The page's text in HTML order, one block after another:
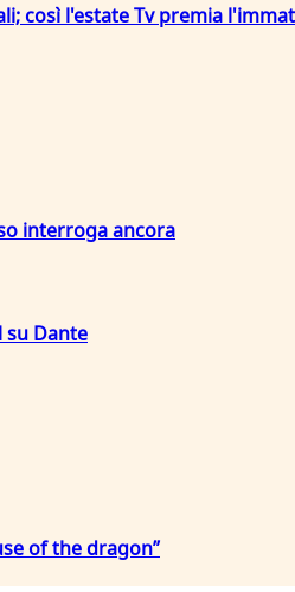
così l'estate Tv premia
interroga ancora
su Dante
of the dragon”